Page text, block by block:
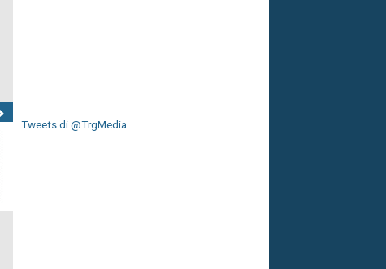
Tweets di @TrgMedia